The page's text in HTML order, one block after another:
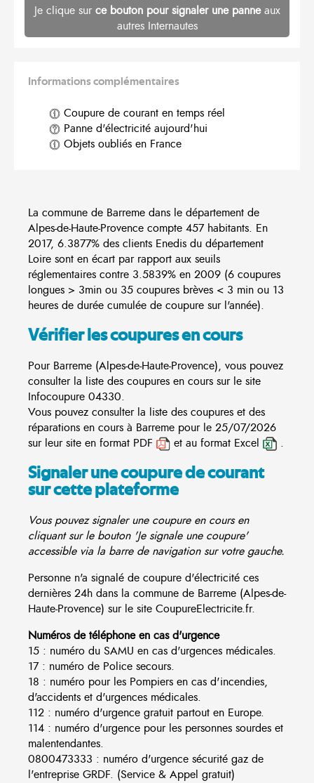
Je clique sur ce bouton pour signaler une panneaux
autres Internautes
Informations complémentaires
Coupure de courant en temps réel
Panne d'électricité aujourd'hui
Objets oubliés en France
La commune de Barreme dans le département de
Alpes-de-Haute-Provence compte 457 habitants. En
2017, 6.3877% des clients Enedis du département
Loire sont en écart par rapport aux seuils
réglementaires contre 3.5839% en 2009 (6 coupures
longues > 3min ou 35 coupures brèves < 3 min ou 13
heures de durée cumulée de coupure sur l'année).
Vérifier les coupures en cours
Pour Barreme (Alpes-de-Haute-Provence), vous pouvez
consulter la liste des coupures en cours sur le site
Infocoupure 04330.
Vous pouvez consulter la liste des coupures et des
réparations en cours à Barreme pour le 25/07/2026
sur leur site en format PDF
et au format Excel .
Signaler une coupure de courant
sur cette plateforme
Vous pouvez signaler une coupure en cours en
cliquant sur le bouton 'Je signale une coupure'
accessible via la barre de navigation sur votre gauche.
Personne n'a signalé de coupure d'électricité ces
dernières 24h dans la commune de Barreme (Alpes-de-
Haute-Provence) sur le site CoupureElectricite.fr.
Numéros de téléphone en cas d'urgence
15 : numéro du SAMU en cas d'urgences médicales.
17 : numéro de Police secours.
18 : numéro pour les Pompiers en cas d'incendies,
d'accidents et d'urgences médicales.
112 : numéro d'urgence gratuit partout en Europe.
114 : numéro d'urgence pour les personnes sourdes et
malentendantes.
0800473333 : numéro d'urgence sécurité gaz de
l'entreprise GRDF. (Service & Appel gratuit)